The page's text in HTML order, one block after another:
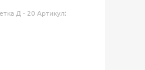
Д - 20 Артикул: